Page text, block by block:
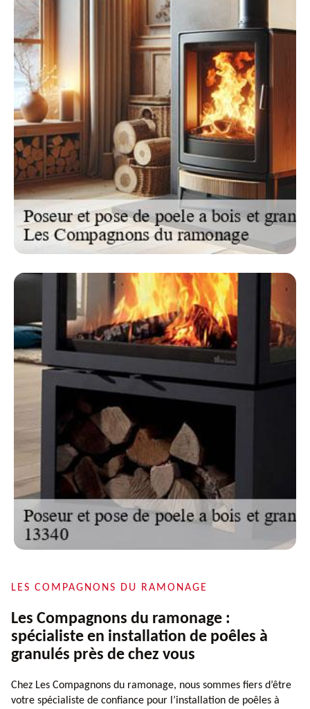
LES COMPAGNONS DU RAMONAGE
Les Compagnons du ramonage :
spécialiste en installation de poêles à
granulés près de chez vous
Chez Les Compagnons du ramonage, nous sommes fiers d’être
votre spécialiste de confiance pour l’installation de poêles à